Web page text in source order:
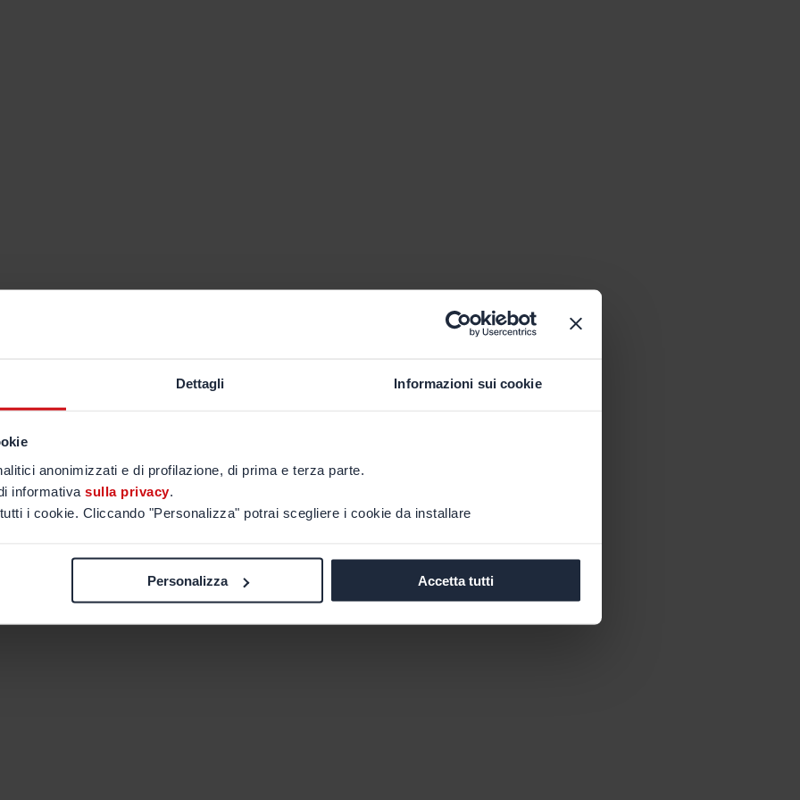
Dettagli Informazioni sui cookie
anonimizzati e di profilazione, di prima e terza parte.
informativa sulla privacy.
i cookie. Cliccando "Personalizza" potrai scegliere i cookie da installare
Personalizza Accetta tutti